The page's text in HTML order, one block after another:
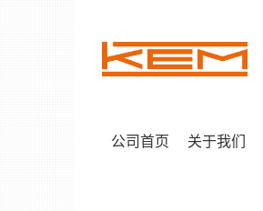
content
公司首页 关于我们